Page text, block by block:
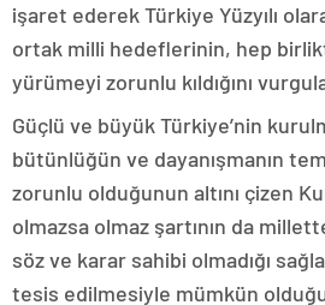
işaret ederek Türkiye Yüzyılı
ortak milli hedeflerinin, hep
yürümeyi zorunlu kıldığını
Güçlü ve büyük Türkiye’nin
bütünlüğün ve dayanışmanın
zorunlu olduğunun altını çizen
olmazsa olmaz şartının da
söz ve karar sahibi olmadığı
tesis edilmesiyle mümkün